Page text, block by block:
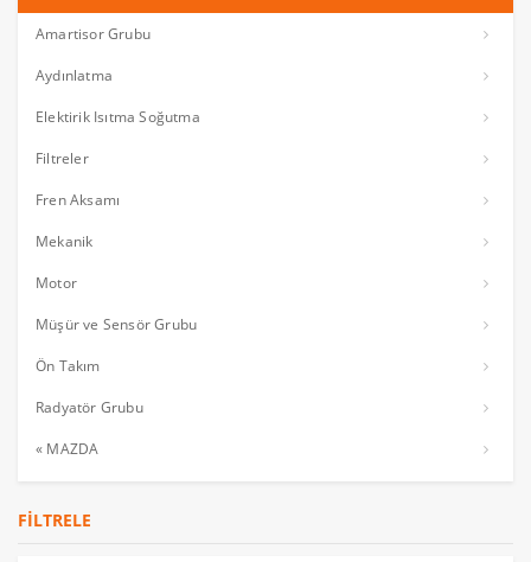
Amartisor Grubu
Aydınlatma
Elektirik Isıtma Soğutma
Filtreler
Fren Aksamı
Mekanik
Motor
Müşür ve Sensör Grubu
Ön Takım
Radyatör Grubu
« MAZDA
FILTRELE